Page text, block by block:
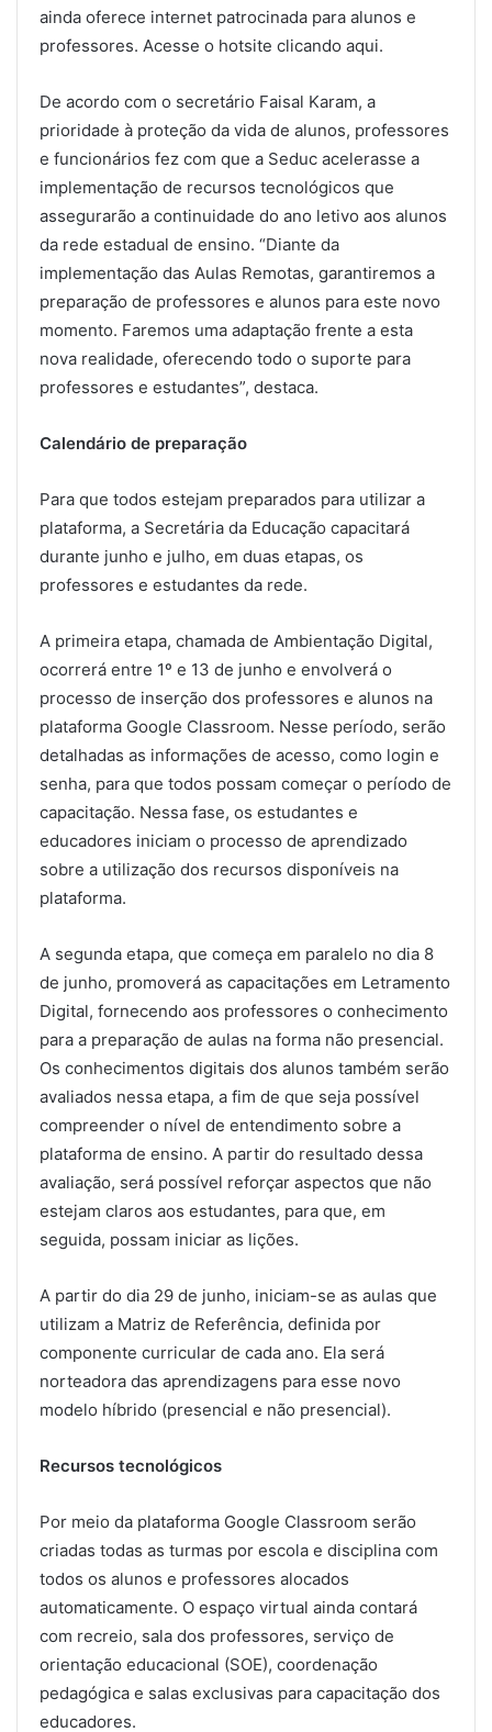
ainda oferece internet patrocinada para alunos e
professores. Acesse o hotsite clicando aqui.
De acordo com o secretário Faisal Karam, a
prioridade à proteção da vida de alunos, professores
e funcionários fez com que a Seduc acelerasse a
implementação de recursos tecnológicos que
assegurarão a continuidade do ano letivo aos alunos
da rede estadual de ensino. “Diante da
implementação das Aulas Remotas, garantiremos a
preparação de professores e alunos para este novo
momento. Faremos uma adaptação frente a esta
nova realidade, oferecendo todo o suporte para
professores e estudantes”, destaca.
Calendário de preparação
Para que todos estejam preparados para utilizar a
plataforma, a Secretária da Educação capacitará
durante junho e julho, em duas etapas, os
professores e estudantes da rede.
A primeira etapa, chamada de Ambientação Digital,
ocorrerá entre 1º e 13 de junho e envolverá o
processo de inserção dos professores e alunos na
plataforma Google Classroom. Nesse período, serão
detalhadas as informações de acesso, como login e
senha, para que todos possam começar o período de
capacitação. Nessa fase, os estudantes e
educadores iniciam o processo de aprendizado
sobre a utilização dos recursos disponíveis na
plataforma.
A segunda etapa, que começa em paralelo no dia 8
de junho, promoverá as capacitações em Letramento
Digital, fornecendo aos professores o conhecimento
para a preparação de aulas na forma não presencial.
Os conhecimentos digitais dos alunos também serão
avaliados nessa etapa, a fim de que seja possível
compreender o nível de entendimento sobre a
plataforma de ensino. A partir do resultado dessa
avaliação, será possível reforçar aspectos que não
estejam claros aos estudantes, para que, em
seguida, possam iniciar as lições.
A partir do dia 29 de junho, iniciam-se as aulas que
utilizam a Matriz de Referência, definida por
componente curricular de cada ano. Ela será
norteadora das aprendizagens para esse novo
modelo híbrido (presencial e não presencial).
Recursos tecnológicos
Por meio da plataforma Google Classroom serão
criadas todas as turmas por escola e disciplina com
todos os alunos e professores alocados
automaticamente. O espaço virtual ainda contará
com recreio, sala dos professores, serviço de
orientação educacional (SOE), coordenação
pedagógica e salas exclusivas para capacitação dos
educadores.